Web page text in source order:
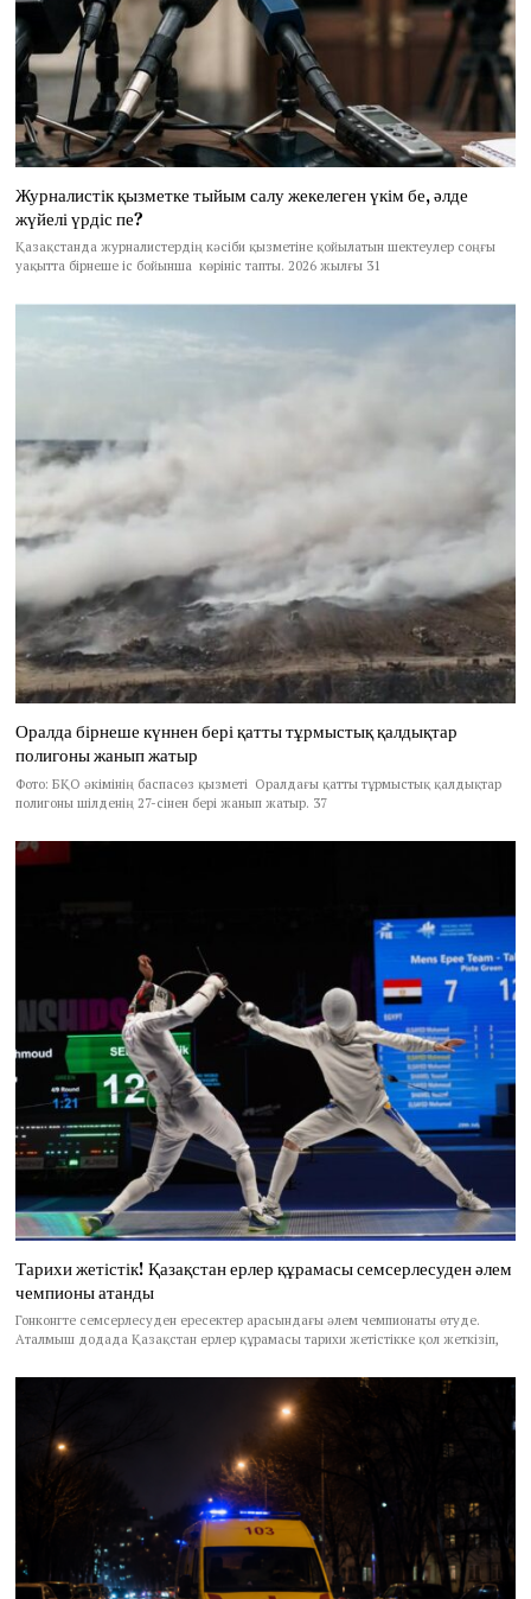
Журналистік қызметке тыйым салу жекелеген үкім бе, әлде
жүйелі үрдіс пе?
Қазақстанда журналистердің кәсіби қызметіне қойылатын шектеулер соңғы
уақытта бірнеше іс бойынша көрініс тапты. 2026 жылғы 31
Оралда бірнеше күннен бері қатты тұрмыстық қалдықтар
полигоны жанып жатыр
Фото: БҚО әкімінің баспасөз қызметі Оралдағы қатты тұрмыстық қалдықтар
полигоны шілденің 27-сінен бері жанып жатыр. 37
Тарихи жетістік! Қазақстан ерлер құрамасы семсерлесуден әлем
чемпионы атанды
Гонконгте семсерлесуден ересектер арасындағы әлем чемпионаты өтуде.
Аталмыш додада Қазақстан ерлер құрамасы тарихи жетістікке қол жеткізіп,